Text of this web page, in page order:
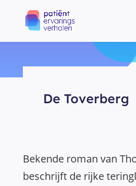
De Toverberg
Bekende roman van
beschrijft de rijke